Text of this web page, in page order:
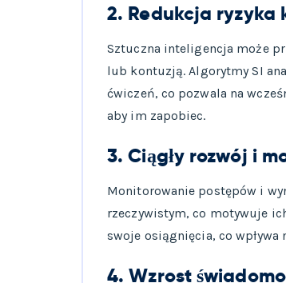
2. Redukcja ryzyka
Sztuczna inteligencja może
lub kontuzją. Algorytmy SI
ćwiczeń, co pozwala na
aby im zapobiec.
3. Ciągły rozwój i
Monitorowanie postępów i
rzeczywistym, co motywuje
swoje osiągnięcia, co
4. Wzrost